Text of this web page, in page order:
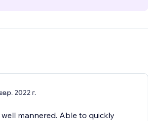
2022 г.
mannered. Able to quickly